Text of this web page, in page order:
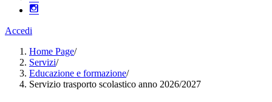
Accedi
Home Page/
Servizi/
Educazione e formazione/
Servizio trasporto scolastico anno 2026/2027